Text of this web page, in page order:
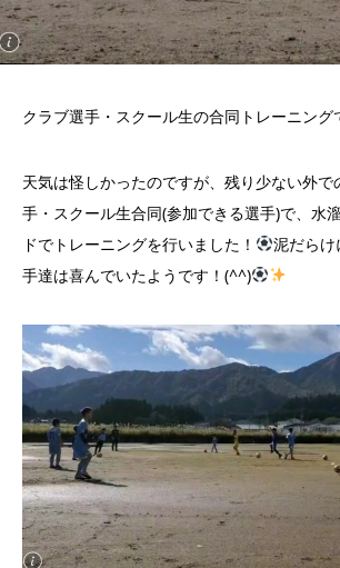
クラブ選手・スクール生の合同トレーニング
天気は怪しかったのですが、残り少ない外で
手・スクール生合同(参加できる選手)で、水
ドでトレーニングを行いました！
泥だらけ
手達は喜んでいたようです！(^^)